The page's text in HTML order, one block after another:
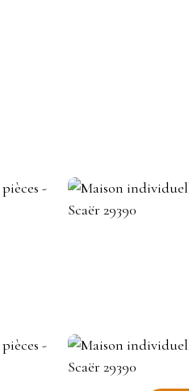
DEVENIR CONSEILLER IMMOBILIER